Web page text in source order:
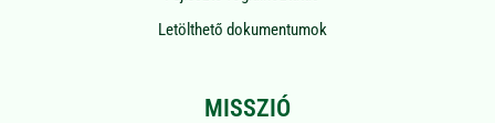
Letölthető dokumentumok
MISSZIÓ